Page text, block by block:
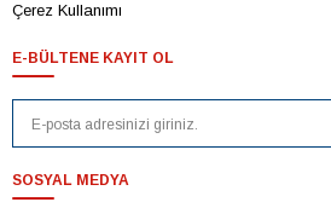
Çerez Kullanımı
E-BÜLTENE KAYIT OL
SOSYAL MEDYA